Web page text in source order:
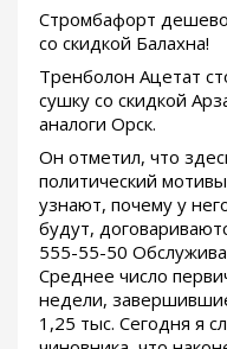
Стромбафорт
со скидкой Балахна!
Тренболон Ацетат
сушку со скидкой
аналоги Орск.
Он отметил, что
политический
узнают, почему у
будут,
555-55-50
Среднее число
недели,
1,25 тыс. Сегодня я